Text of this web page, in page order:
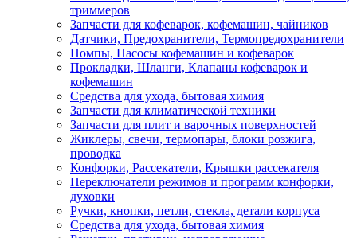
триммеров
Запчасти для кофеварок, кофемашин, чайников
Датчики, Предохранители, Термопредохранители
Помпы, Насосы кофемашин и кофеварок
Прокладки, Шланги, Клапаны кофеварок и
кофемашин
Средства для ухода, бытовая химия
Запчасти для климатической техники
Запчасти для плит и варочных поверхностей
Жиклеры, свечи, термопары, блоки розжига,
проводка
Конфорки, Рассекатели, Крышки рассекателя
Переключатели режимов и программ конфорки,
духовки
Ручки, кнопки, петли, стекла, детали корпуса
Средства для ухода, бытовая химия